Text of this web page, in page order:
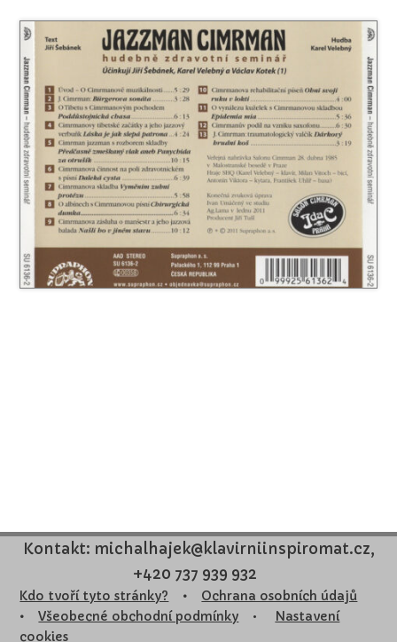
Kontakt: michalhajek@klavirniinspiromat.cz,
+420 737 939 932
Kdo tvoří tyto stránky? •
Ochrana osobních údajů
•
Všeobecné obchodní podmínky • Nastavení
cookies